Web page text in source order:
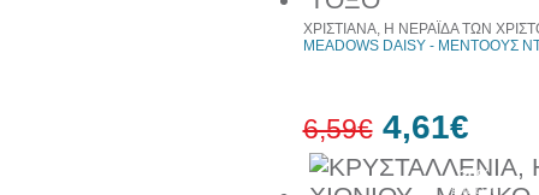
30%
έκπτωση
ΧΡΙΣΤΙΑΝΑ, Η ΝΕΡΑΪΔΑ ΤΩΝ
MEADOWS DAISY - ΜΕΝΤΟΟΥΣ
6,59€ 4,61€